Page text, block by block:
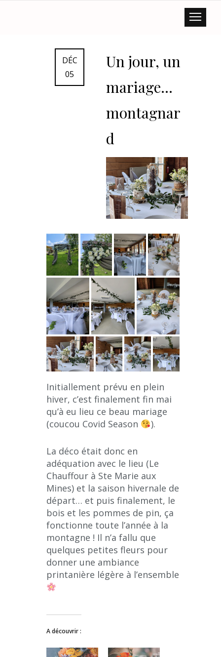
DÉC
05
Un jour, un
mariage…
montagnar
d
Initiallement prévu en plein
hiver, c’est finalement fin mai
qu’à eu lieu ce beau mariage
(coucou Covid Season
).
La déco était donc en
adéquation avec le lieu (Le
Chauffour à Ste Marie aux
Mines) et la saison hivernale de
départ… et puis finalement, le
bois et les pommes de pin, ça
fonctionne toute l’année à la
montagne ! Il n’a fallu que
quelques petites fleurs pour
donner une ambiance
printanière légère à l’ensemble
A découvrir :